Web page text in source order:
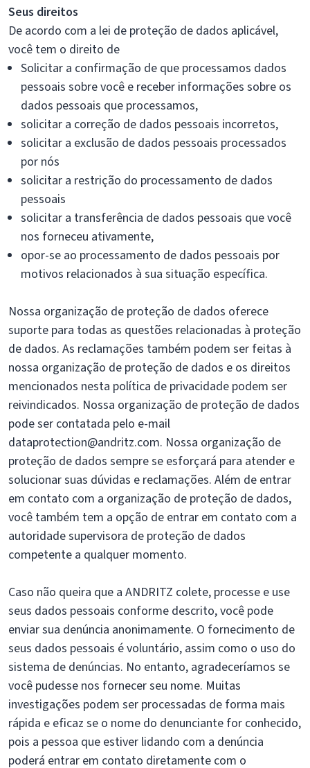
Seus direitos
De acordo com a lei de proteção de dados aplicável,
você tem o direito de
Solicitar a confirmação de que processamos dados
pessoais sobre você e receber informações sobre os
dados pessoais que processamos,
solicitar a correção de dados pessoais incorretos,
solicitar a exclusão de dados pessoais processados
por nós
solicitar a restrição do processamento de dados
pessoais
solicitar a transferência de dados pessoais que você
nos forneceu ativamente,
opor-se ao processamento de dados pessoais por
motivos relacionados à sua situação específica.
Nossa organização de proteção de dados oferece
suporte para todas as questões relacionadas à proteção
de dados. As reclamações também podem ser feitas à
nossa organização de proteção de dados e os direitos
mencionados nesta política de privacidade podem ser
reivindicados. Nossa organização de proteção de dados
pode ser contatada pelo e-mail
dataprotection@andritz.com. Nossa organização de
proteção de dados sempre se esforçará para atender e
solucionar suas dúvidas e reclamações. Além de entrar
em contato com a organização de proteção de dados,
você também tem a opção de entrar em contato com a
autoridade supervisora de proteção de dados
competente a qualquer momento.
Caso não queira que a ANDRITZ colete, processe e use
seus dados pessoais conforme descrito, você pode
enviar sua denúncia anonimamente. O fornecimento de
seus dados pessoais é voluntário, assim como o uso do
sistema de denúncias. No entanto, agradeceríamos se
você pudesse nos fornecer seu nome. Muitas
investigações podem ser processadas de forma mais
rápida e eficaz se o nome do denunciante for conhecido,
pois a pessoa que estiver lidando com a denúncia
poderá entrar em contato diretamente com o